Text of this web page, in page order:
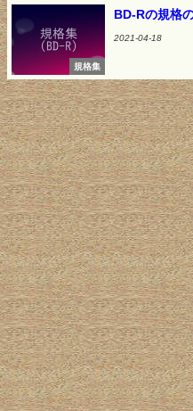
規格集
BD-Rの規格
2021-04-18